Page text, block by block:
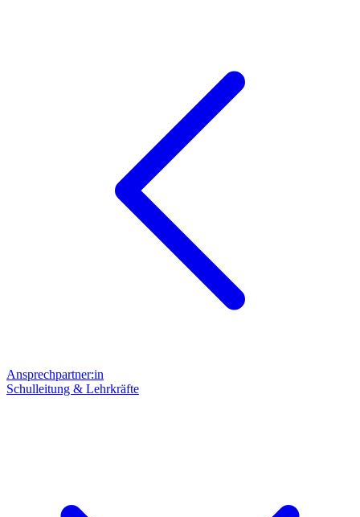
Ansprechpartner:in
Schulleitung & Lehrkräfte